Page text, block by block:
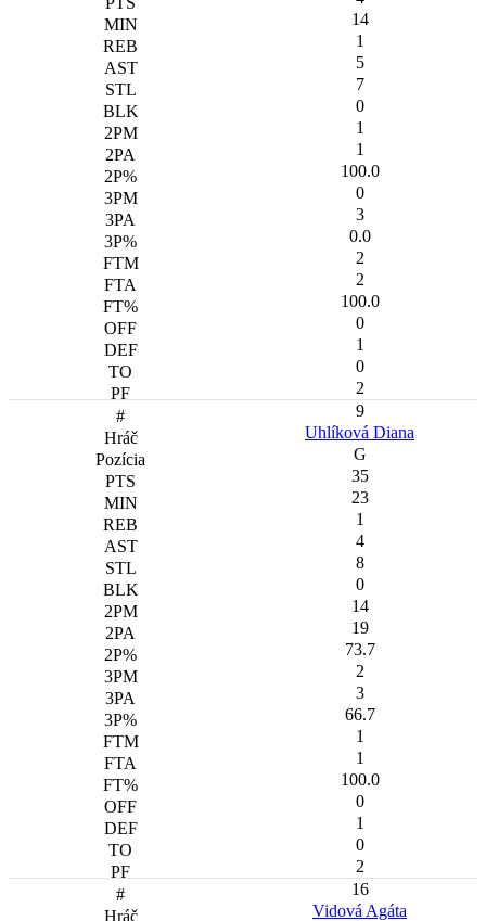
14
1
5
7
0
1
1
100.0
0
3
0.0
2
2
100.0
0
1
0
2
9
Uhlíková Diana
G
35
23
1
4
8
0
14
19
73.7
2
3
66.7
1
1
100.0
0
1
0
2
16
Vidová Agáta